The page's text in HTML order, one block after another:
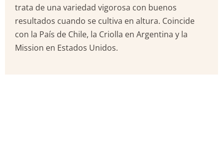
trata de una variedad vigorosa con buenos
resultados cuando se cultiva en altura. Coincide
con la País de Chile, la Criolla en Argentina y la
Mission en Estados Unidos.